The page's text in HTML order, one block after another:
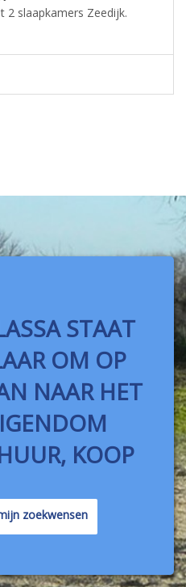
2 slaapkamers Zeedijk.
STAAT
OM OP
NAAR HET
KOOP
zoekwensen